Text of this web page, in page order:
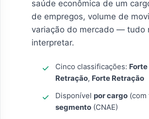
saúde econômica de um
de empregos, volume de
variação do mercado — tudo
interpretar.
Cinco classificações:
Retração, Forte Retração
Disponível por cargo (com
segmento (CNAE)